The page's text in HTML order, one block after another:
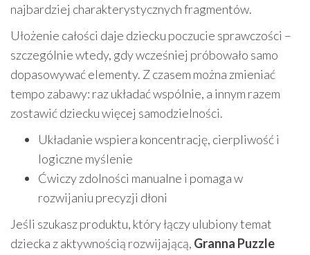
najbardziej charakterystycznych fragmentów.
Ułożenie całości daje dziecku poczucie sprawczości –
szczególnie wtedy, gdy wcześniej próbowało samo
dopasowywać elementy. Z czasem można zmieniać
tempo zabawy: raz układać wspólnie, a innym razem
zostawić dziecku więcej samodzielności.
Układanie wspiera koncentrację, cierpliwość i
logiczne myślenie
Ćwiczy zdolności manualne i pomaga w
rozwijaniu precyzji dłoni
Jeśli szukasz produktu, który łączy ulubiony temat
dziecka z aktywnością rozwijającą, Granna Puzzle